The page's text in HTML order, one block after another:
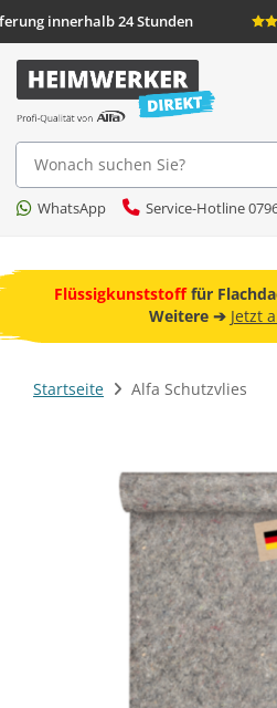
Lieferung innerhalb 24 Stunden
Suche
WhatsApp Service-Hotline
Flüssigkunststofffür
Weitere ➔ Jetzt
Startseite Alfa Schutzvlies